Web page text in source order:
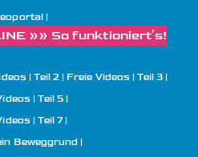
»» So funktioniert’s!
| Teil 2
Freie Videos | Teil 3
| Teil 5
| Teil 7
Beweggrund